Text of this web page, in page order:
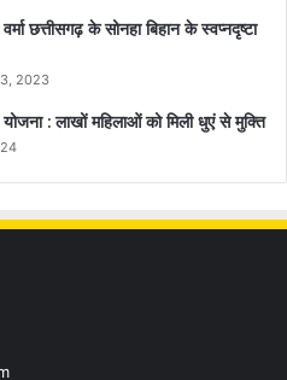
छत्तीसगढ़ के सोनहा बिहान के स्वप्नदृष्टा
2023
: लाखों महिलाओं को मिली धुएं से मुक्ति